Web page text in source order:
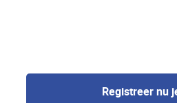
Registreer nu